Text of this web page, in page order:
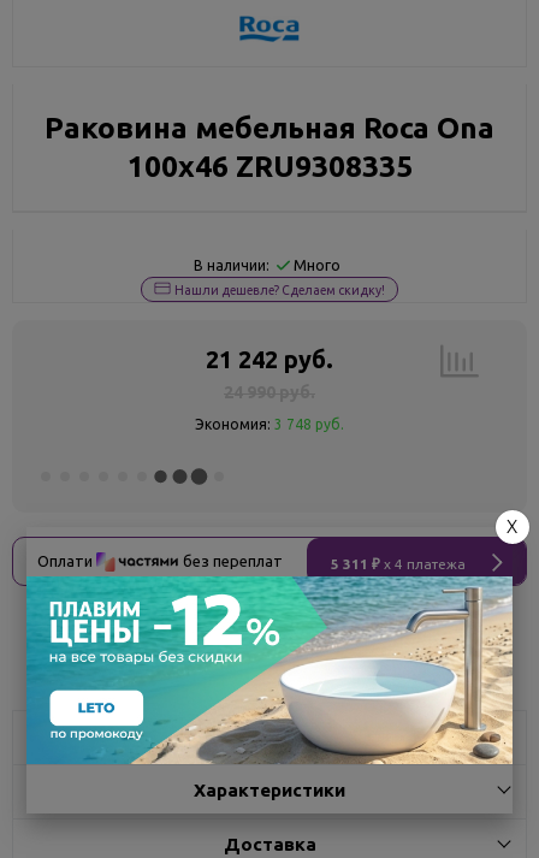
Раковина мебельная Roca Ona
100х46 ZRU9308335
В наличии: Много
Нашли дешевле? Сделаем скидку!
21 242 руб.
Экономия: 3 748 руб.
Оплати без переплат 5 311 ₽ x 4 платежа
Поделиться
Описание
Характеристики
Доставка
X